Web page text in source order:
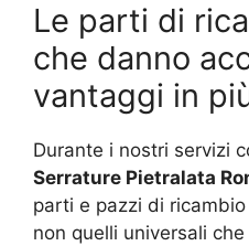
Le parti di
che danno
vantaggi in
Durante i nostri servizi
Serrature Pietralata
parti e pazzi di
non quelli universali